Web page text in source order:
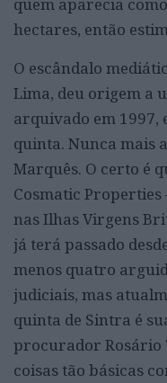
hectares, então
O escândalo
Lima, deu origem a
arquivado em 1997,
quinta. Nunca mais
Marquês. O certo é
Cosmatic
nas Ilhas Virgens
já terá passado
menos quatro
judiciais, mas
quinta de Sintra é
procurador Rosário
coisas tão básicas